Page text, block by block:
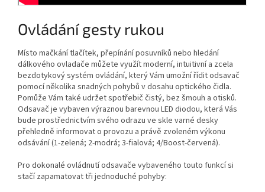
Ovládání gesty rukou
Místo mačkání tlačítek, přepínání posuvníků nebo hledání
dálkového ovladače můžete využít moderní, intuitivní a zcela
bezdotykový systém ovládání, který Vám umožní řídit odsavač
pomocí několika snadných pohybů v dosahu optického čidla.
Pomůže Vám také udržet spotřebič čistý, bez šmouh a otisků.
Odsavač je vybaven výraznou barevnou LED diodou, která Vás
bude prostřednictvím svého odrazu ve skle varné desky
přehledně informovat o provozu a právě zvoleném výkonu
odsávání (1-zelená; 2-modrá; 3-fialová; 4/Boost-červená).
Pro dokonalé ovládnutí odsavače vybaveného touto funkcí si
stačí zapamatovat tři jednoduché pohyby: